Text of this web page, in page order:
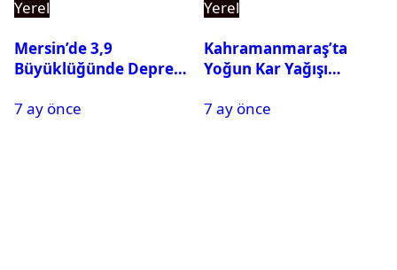
Yerel
Mersin’de 3,9
Büyüklüğünde Deprem
7 ay önce
Yerel
Kahramanmaraş’ta
Yoğun Kar Yağışı
Tatil
7 ay önce